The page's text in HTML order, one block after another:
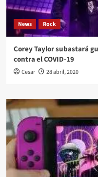
News Rock
Corey Taylor subastará
contra el COVID-19
Cesar 28 abril, 2020